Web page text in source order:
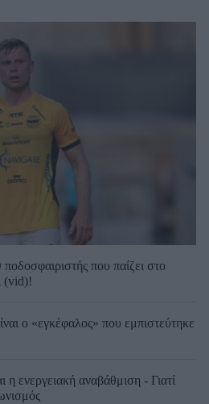
που παίζει στο
(vid)!
ο «εγκέφαλος» που εμπιστεύτηκε
ενεργειακή αναβάθμιση - Γιατί